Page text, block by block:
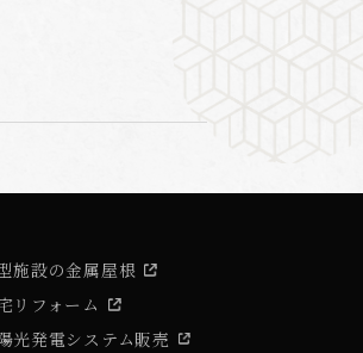
施設の金属屋根
リフォーム
光発電システム販売